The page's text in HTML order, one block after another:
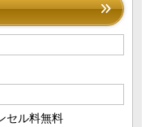
セル料無料